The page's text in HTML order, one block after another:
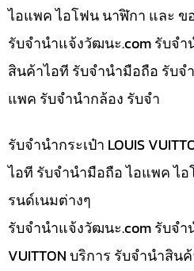
ไอแพค ไอโฟน นาฬิกา และ ข
รับจํานําแจ้งวัฒนะ.com รับจำ
สินค้าไอที รับจำนำมือถือ รับจ
แพค รับจำนำกล้อง รับจำ
รับจำนำกระเป๋า LOUIS
ไอที รับจำนำมือถือ ไอแพค ไ
รนด์เนมต่างๆ
รับจํานําแจ้งวัฒนะ.com รับจำ
VUITTON บริการ รับจำนำสิ